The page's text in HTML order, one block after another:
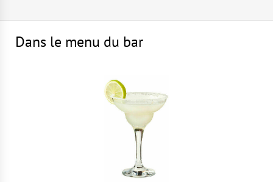
Dans le menu du bar